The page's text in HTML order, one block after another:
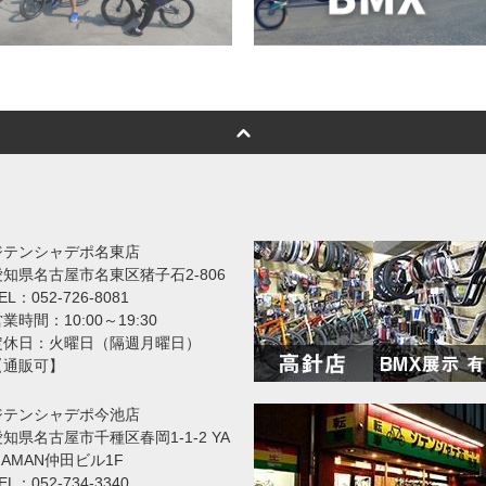
テンシャデポ名東店
知県名古屋市名東区猪子石2-806
：052-726-8081
業時間：10:00～19:30
休日：火曜日（隔週月曜日）
販可】
テンシャデポ今池店
知県名古屋市千種区春岡1-1-2 YA
仲田ビル1F